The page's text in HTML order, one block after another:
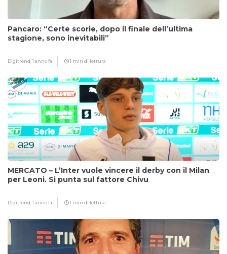
Pancaro: “Certe scorie, dopo il finale dell’ultima
stagione, sono inevitabili”
Digitrend,1 anno fa 1 min di lettura
MERCATO – L’Inter vuole vincere il derby con il Milan
per Leoni. Si punta sul fattore Chivu
Digitrend,1 anno fa 1 min di lettura